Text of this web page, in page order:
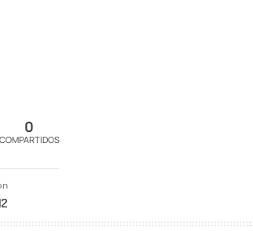
0
COMPARTIDOS